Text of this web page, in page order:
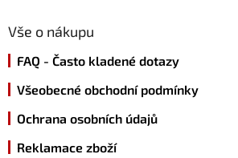
Vše o nákupu
FAQ - Často kladené dotazy
Všeobecné obchodní podmínky
Ochrana osobních údajů
Reklamace zboží